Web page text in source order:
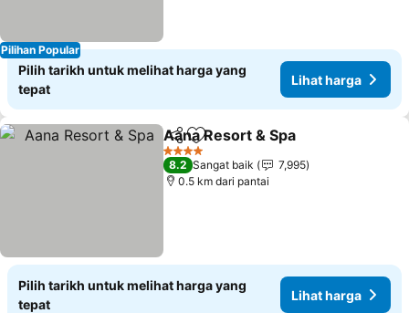
Pilihan Popular
Pilih tarikh untuk melihat harga yang
tepat
Lihat harga
KongsiTambah ke favorit
Aana Resort & Spa
4 Bintang
8.2 Sangat baik
7,995
0.5 km dari pantai
Pilih tarikh untuk melihat harga yang
tepat
Lihat harga